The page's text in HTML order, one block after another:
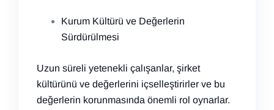
Kurum Kültürü ve Değerlerin
Sürdürülmesi
Uzun süreli yetenekli çalışanlar, şirket
kültürünü ve değerlerini içselleştirirler ve bu
değerlerin korunmasında önemli rol oynarlar.